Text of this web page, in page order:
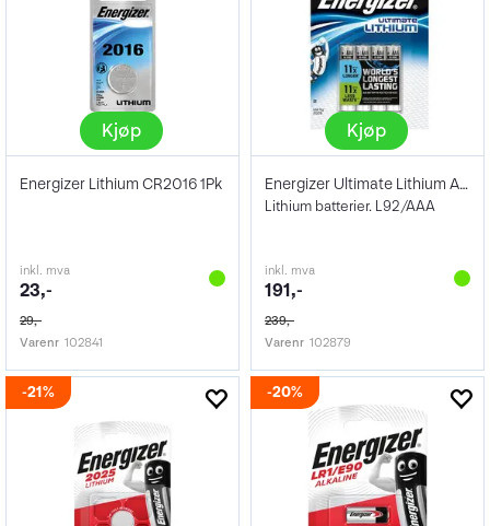
Kjøp
Energizer Lithium CR2016 1Pk
inkl. mva
23,-
29,-
Varenr 102841
Kjøp
Energizer Ultimate Lithium AAA 4Pk
Lithium batterier. L92/AAA
inkl. mva
191,-
239,-
Varenr 102879
21% 20%